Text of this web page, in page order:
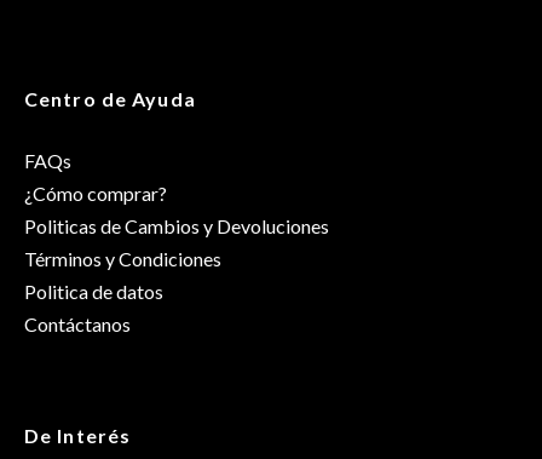
Centro de Ayuda
FAQs
¿Cómo comprar?
Politicas de Cambios y Devoluciones
Términos y Condiciones
Politica de datos
Contáctanos
De Interés